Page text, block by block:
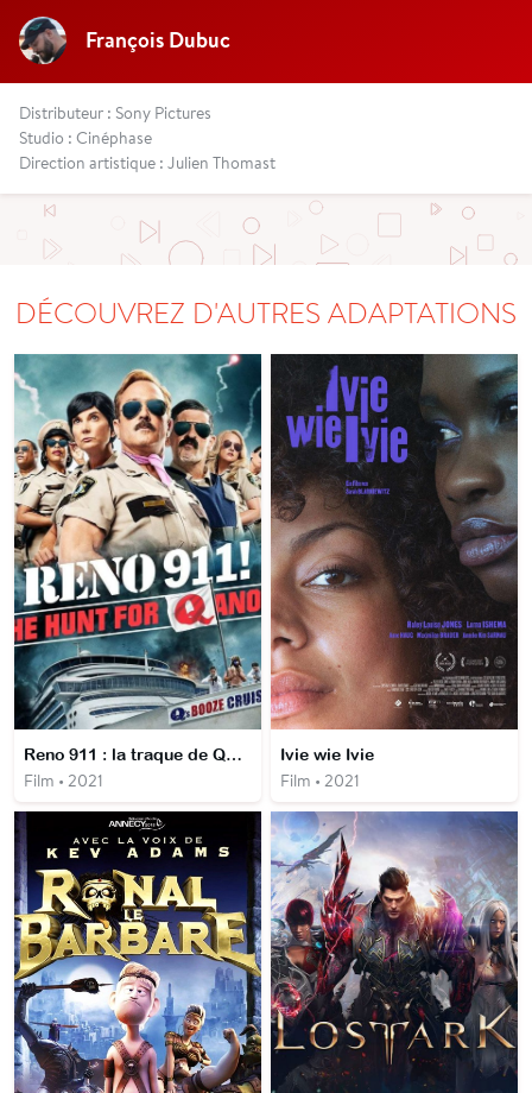
François Dubuc
Distributeur : Sony Pictures
Studio : Cinéphase
Direction artistique : Julien Thomast
DÉCOUVREZ D'AUTRES ADAPTATIONS
Reno 911 : la traque de QAnon
Film • 2021
Ivie wie Ivie
Film • 2021